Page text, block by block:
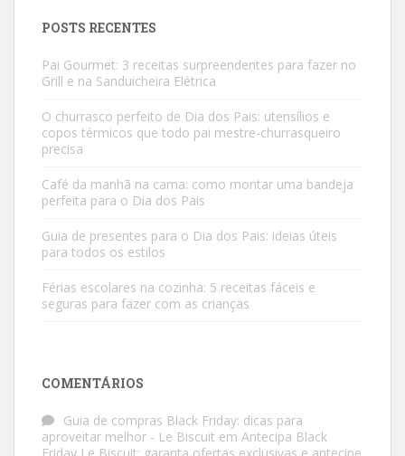
POSTS RECENTES
Pai Gourmet: 3 receitas surpreendentes para fazer no
Grill e na Sanduicheira Elétrica
O churrasco perfeito de Dia dos Pais: utensílios e
copos térmicos que todo pai mestre-churrasqueiro
precisa
Café da manhã na cama: como montar uma bandeja
perfeita para o Dia dos Pais
Guia de presentes para o Dia dos Pais: ideias úteis
para todos os estilos
Férias escolares na cozinha: 5 receitas fáceis e
seguras para fazer com as crianças
COMENTÁRIOS
Guia de compras Black Friday: dicas para
aproveitar melhor - Le Biscuit em Antecipa Black